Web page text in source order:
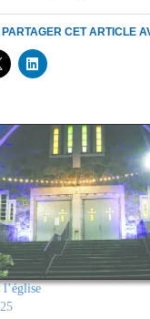
PARTAGER CET ARTICLE